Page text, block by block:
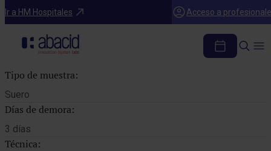
Ir a HM Hospitales Acceso a
Catálogo de pruebas
CK-MB
Tipo de muestra:
Suero
Días de demora:
3 días
Técnica: